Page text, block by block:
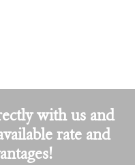
with us and
rate and